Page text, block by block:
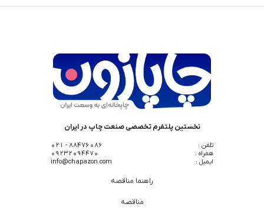
نخستین پلتفرم تخصصی صنعت چاپ در ایران
تلفن :
88476086 - 021
همراه :
09232094470
ایمیل :
info@chapazon.com
راهنما مناقصه
مناقصه